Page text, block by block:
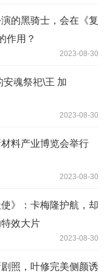
的黑骑士，会在《复
作用？
2023-08-30
安魂祭祀\王 加
2023-08-30
料产业博览会举行
2023-08-30
使》：卡梅隆护航，却
效大片
2023-08-30
剧照，叶修完美侧颜诱